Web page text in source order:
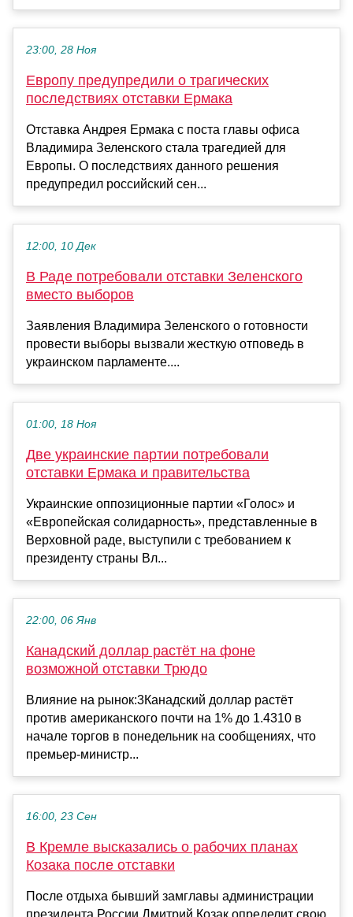
23:00, 28 Ноя
Европу предупредили о трагических
последствиях отставки Ермака
Отставка Андрея Ермака с поста главы офиса
Владимира Зеленского стала трагедией для
Европы. О последствиях данного решения
предупредил российский сен...
12:00, 10 Дек
В Раде потребовали отставки Зеленского
вместо выборов
Заявления Владимира Зеленского о готовности
провести выборы вызвали жесткую отповедь в
украинском парламенте....
01:00, 18 Ноя
Две украинские партии потребовали
отставки Ермака и правительства
Украинские оппозиционные партии «Голос» и
«Европейская солидарность», представленные в
Верховной раде, выступили с требованием к
президенту страны Вл...
22:00, 06 Янв
Канадский доллар растёт на фоне
возможной отставки Трюдо
Влияние на рынок:3Канадский доллар растёт
против американского почти на 1% до 1.4310 в
начале торгов в понедельник на сообщениях, что
премьер-министр...
16:00, 23 Сен
В Кремле высказались о рабочих планах
Козака после отставки
После отдыха бывший замглавы администрации